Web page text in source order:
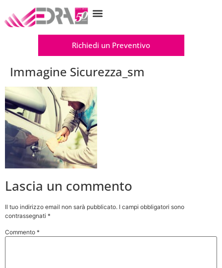
Richiedi un Preventivo
Immagine Sicurezza_sm
Lascia un commento
Il tuo indirizzo email non sarà pubblicato. I campi obbligatori sono
contrassegnati *
Commento *